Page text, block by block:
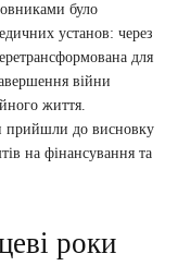
було
установ: через
для
війни
життя.
прийшли до висновку
на фінансування та
роки